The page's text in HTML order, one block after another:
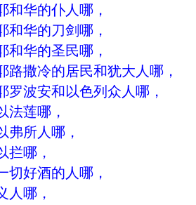
和华的仆人哪，
和华的刀剑哪，
和华的圣民哪，
路撒冷的居民和犹大人哪，
罗波安和以色列众人哪，
法莲哪，
弗所人哪，
拦哪，
切好酒的人哪，
人哪，